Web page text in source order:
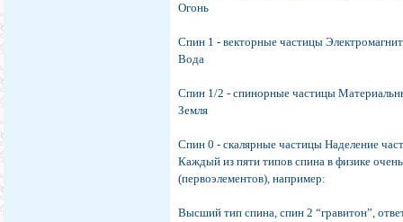
Огонь
Спин 1 - векторные частицы
Вода
Спин 1/2 - спинорные частицы
Земля
Спин 0 - скалярные частицы Наделение
Каждый из пяти типов спина в физике
(первоэлементов), например:
Высший тип спина, спин 2 “гравитон”,